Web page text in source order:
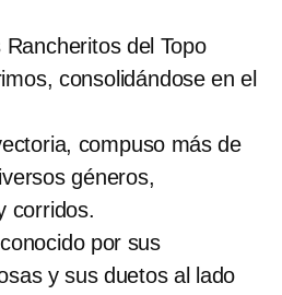
del Topo
consolidándose en el
compuso más de
géneros,
corridos.
por sus
y sus duetos al lado